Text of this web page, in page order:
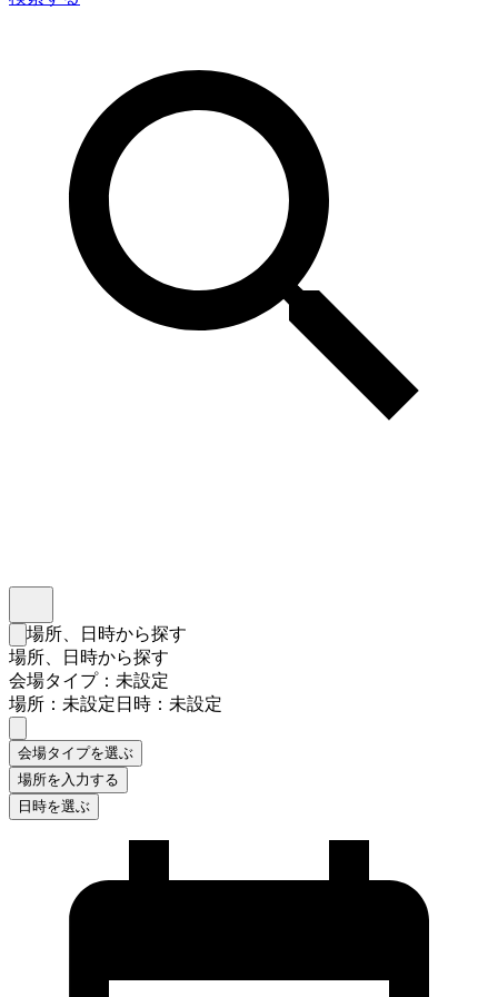
検索フォームを閉じる
場所、日時から探す
場所、日時から探す
会場タイプ：未設定
場所：未設定日時：未設定
会場タイプを選ぶ
場所を入力する
日時を選ぶ